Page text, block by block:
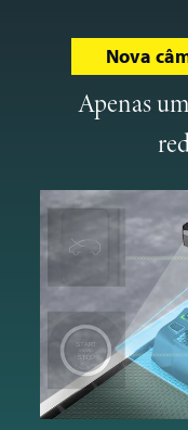
Nova
Apenas